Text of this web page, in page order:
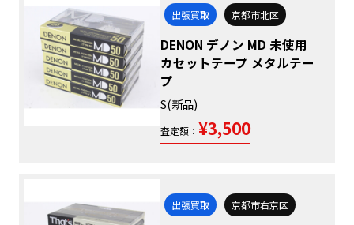
出張買取 京都市北区
DENON デノン MD 未使用
カセットテープ メタルテー
プ
S(新品)
査定額： ¥3,500
出張買取 京都市右京区